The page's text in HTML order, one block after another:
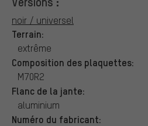
noir / universel
Terrain:
extrême
Composition des plaquettes:
M70R2
Flanc de la jante:
aluminium
Numéro du fabricant: